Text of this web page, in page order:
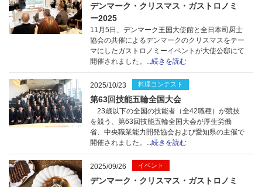
デンマーク・クリスマス・ガストロノミ
ー2025
11月5日、デンマーク王国大使館と全日本司厨士
協会の共催によるデンマークのクリスマスをテー
マにしたガストロノミーイベントが大使公邸にて
開催されました。...続きを読む
2025/10/23 料理コンテスト
第63回技能五輪全国大会
23歳以下の全国の技能者（全42職種）が競技
を競う、第63回技能五輪全国大会が厚生労働
省、中央職業能力開発協会および愛知県の主催で
開催されました。...続きを読む
2025/09/26 イベント
デンマーク・クリスマス・ガストロノミ